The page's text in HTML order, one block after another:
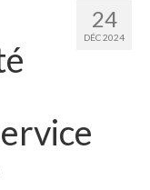
24
DÉC 2024